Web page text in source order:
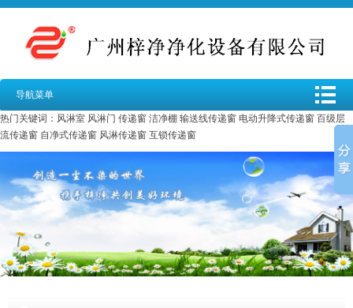
导航菜单
热门关键词： 风淋室 风淋门 传递窗 洁净棚 输送线传递窗 电动升降式传递窗 百级层
流传递窗 自净式传递窗 风淋传递窗 互锁传递窗